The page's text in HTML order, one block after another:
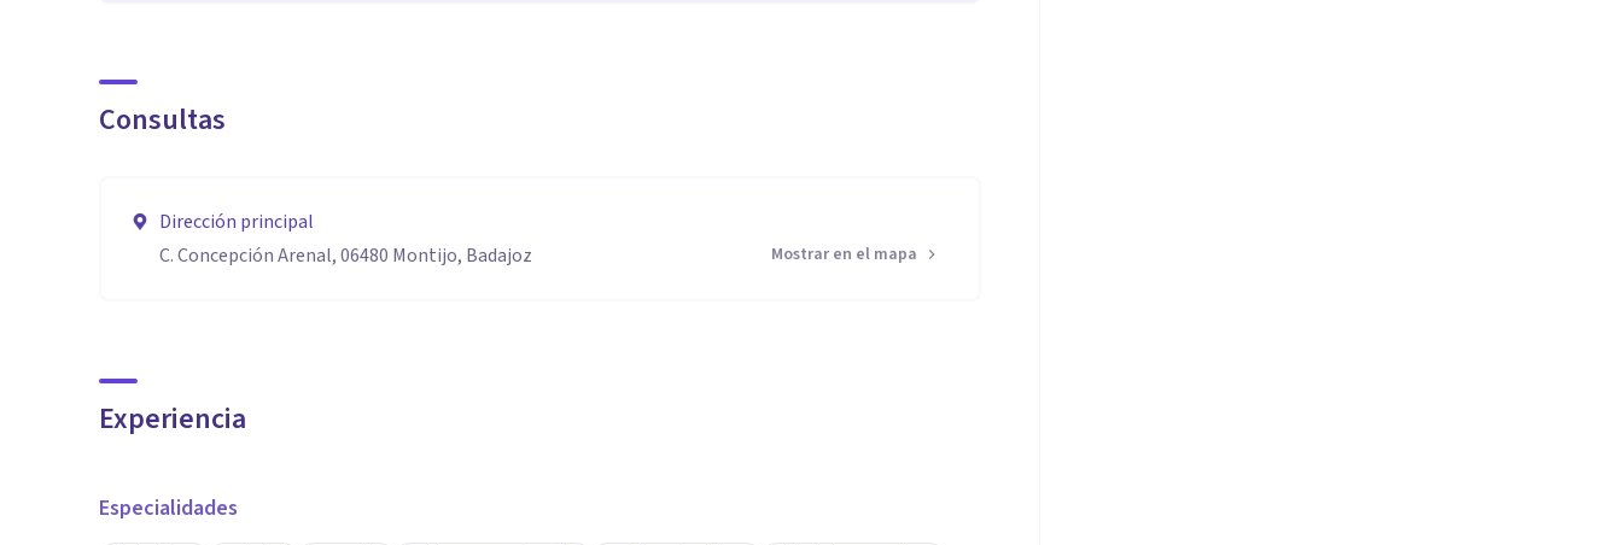
Consultas
Dirección principal
C. Concepción Arenal, 06480 Montijo, Badajoz
Mostrar en el mapa
Experiencia
Especialidades